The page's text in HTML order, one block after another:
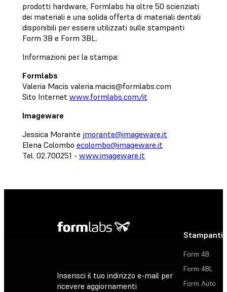
prodotti hardware, Formlabs ha oltre 50 scienziati
dei materiali e una solida offerta di materiali dentali
disponibili per essere utilizzati sulle stampanti
Form 3B e Form 3BL.
Informazioni per la stampa:
Formlabs
Valeria Macis valeria.macis@formlabs.com
Sito Internet www.formlabs.com/it
Imageware
Jessica Morante jmorante@imageware.it
Elena Colombo ecolombo@imageware.it
Tel. 02.700251 - www.imageware.it
Inserisci il tuo indirizzo e-mail per
ricevere aggiornamenti
Stampanti
Form 4B
Form 4BL
Form Auto